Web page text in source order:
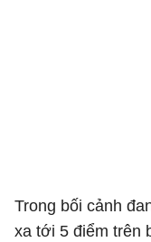
Trong bối cảnh
xa tới 5 điểm trên